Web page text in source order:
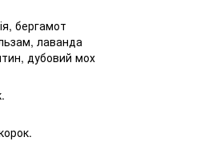
бергамот
лаванда
дубовий мох